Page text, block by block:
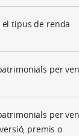
el tipus de renda
per
per
premis o